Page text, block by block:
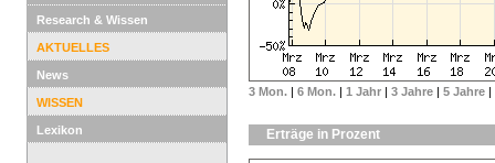
Research & Wissen
AKTUELLES
News
WISSEN
Lexikon
3 Mon. | 6 Mon. | 1 Jahr | 3 Jahre | 5 Jahre |
Erträge in Prozent